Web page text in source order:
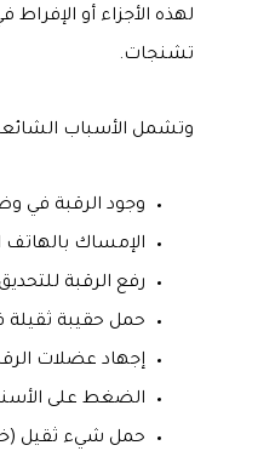
لهذه الأجزاء أو
تشنجات.
وتشمل الأسباب
وجود الرقبة في
الإمساك بالهاتف
رفع الرقبة
حمل حقيبة ثقيلة
إجهاد عضلات
الضغط على
حمل شيء ثقيل